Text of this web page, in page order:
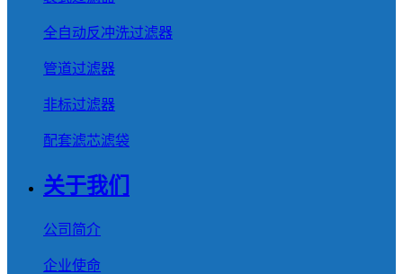
全自动反冲洗过滤器
管道过滤器
非标过滤器
配套滤芯滤袋
关于我们
公司简介
企业使命